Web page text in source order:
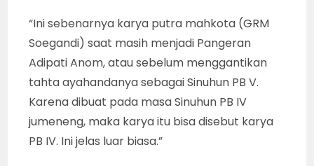
“Ini sebenarnya karya putra mahkota (GRM
Soegandi) saat masih menjadi Pangeran
Adipati Anom, atau sebelum menggantikan
tahta ayahandanya sebagai Sinuhun PB V.
Karena dibuat pada masa Sinuhun PB IV
jumeneng, maka karya itu bisa disebut karya
PB IV. Ini jelas luar biasa.”